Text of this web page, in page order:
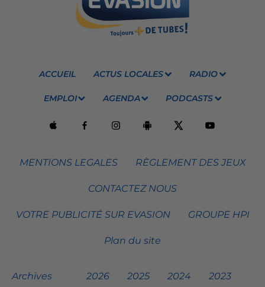
ACCUEIL ACTUS LOCALES RADIO
EMPLOI AGENDA PODCASTS
MENTIONS LEGALES RÈGLEMENT DES JEUX
CONTACTEZ NOUS
VOTRE PUBLICITÉ SUR EVASION GROUPE HPI
Plan du site
Archives 2026 2025 2024 2023